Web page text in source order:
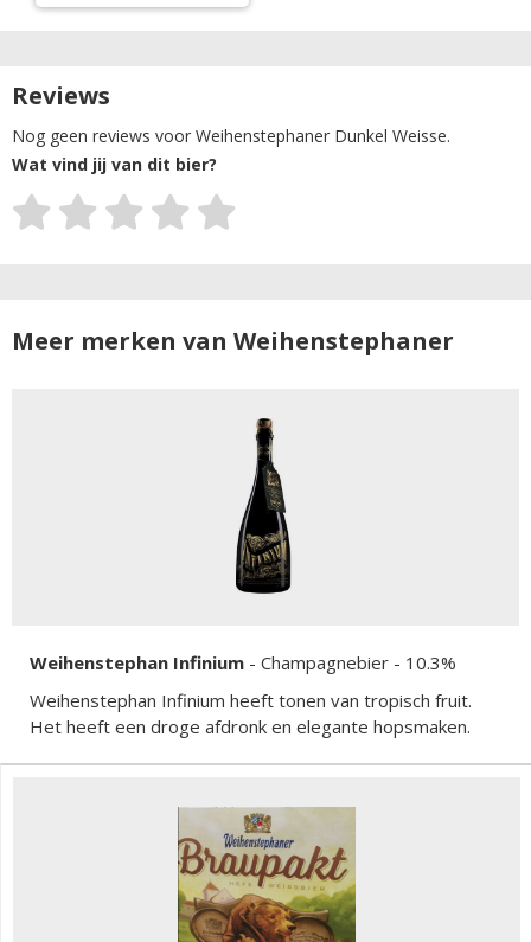
Reviews
Nog geen reviews voor Weihenstephaner Dunkel Weisse.
Wat vind jij van dit bier?
Meer merken van Weihenstephaner
Weihenstephan Infinium - Champagnebier - 10.3%
Weihenstephan Infinium heeft tonen van tropisch fruit.
Het heeft een droge afdronk en elegante hopsmaken.